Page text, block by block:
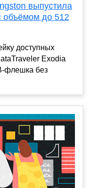
выпустила
до 512
доступных
Exodia
флешка без